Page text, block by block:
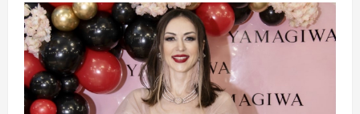
вперше
з’явилась
ювелірна
підписка